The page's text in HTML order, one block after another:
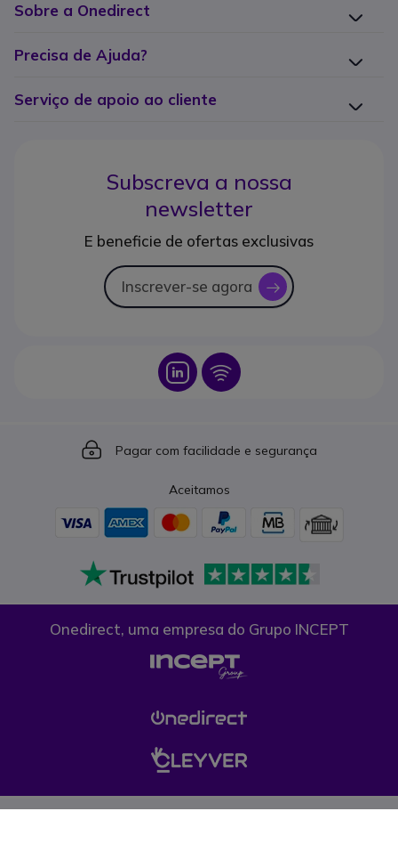
Sobre a Onedirect
Precisa de Ajuda?
Serviço de apoio ao cliente
Subscreva a nossa
newsletter
E beneficie de ofertas exclusivas
Inscrever-se agora icon
Icon Icon
Icon
Pagar com facilidade e segurança
Aceitamos
Onedirect, uma empresa do Grupo INCEPT